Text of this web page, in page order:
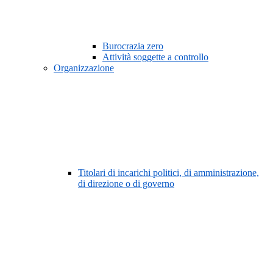
Burocrazia zero
Attività soggette a controllo
Organizzazione
Titolari di incarichi politici, di amministrazione,
di direzione o di governo